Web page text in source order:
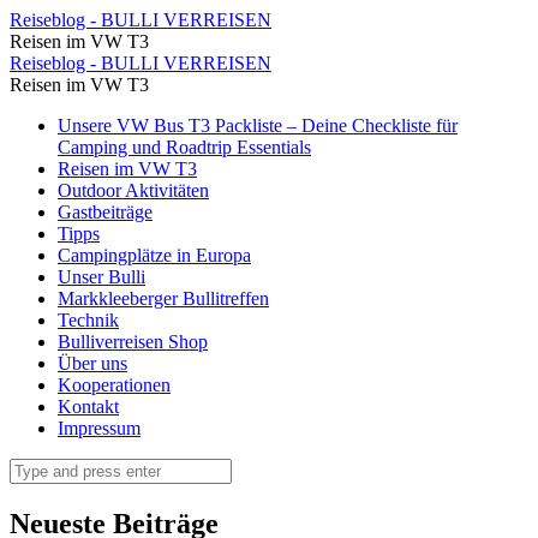
Wanderung
Archive
⋆
Reiseblog
BULLI
VERREISEN
Reiseblog - BULLI VERREISEN
Reisen im VW T3
Wanderung
Archive
Reiseblog
BULLI
VERREISEN
Reiseblog - BULLI VERREISEN
Reisen im VW T3
Skip
content
Unsere VW Bus T3 Packliste – Deine Checkliste für
Camping und Roadtrip Essentials
Reisen im VW T3
Outdoor Aktivitäten
Gastbeiträge
Tipps
Campingplätze in Europa
Unser Bulli
Markkleeberger Bullitreffen
Technik
Bulliverreisen Shop
Über uns
Kooperationen
Kontakt
Impressum
Search
Neueste Beiträge